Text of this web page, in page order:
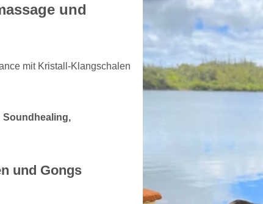
und
mit Kristall-Klangschalen
Soundhealing,
und Gongs